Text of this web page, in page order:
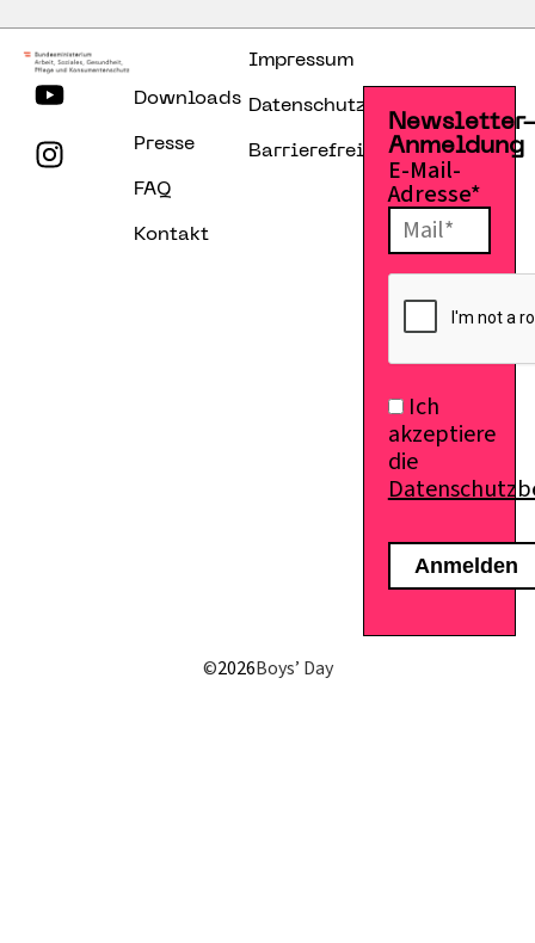
Downloads
Presse
FAQ
Kontakt
Impressum
Datenschutzerklärung
Barrierefreiheitserklärung
Anmeldung
E-Mail-
Adresse*
Ich
akzeptiere
die
©2026Boys’ Day